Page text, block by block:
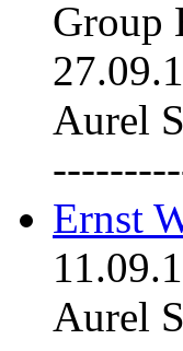
Group
Aurel
Ernst
Aurel